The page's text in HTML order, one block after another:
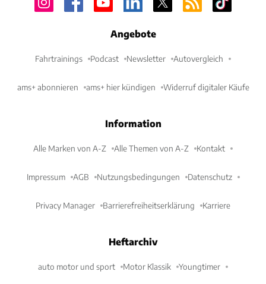
Angebote
Fahrtrainings Podcast Newsletter Autovergleich
ams+ abonnieren ams+ hier kündigen Widerruf digitaler Käufe
Information
Alle Marken von A-Z Alle Themen von A-Z Kontakt
Impressum AGB Nutzungsbedingungen Datenschutz
Privacy Manager Barrierefreiheitserklärung Karriere
Heftarchiv
auto motor und sport Motor Klassik Youngtimer